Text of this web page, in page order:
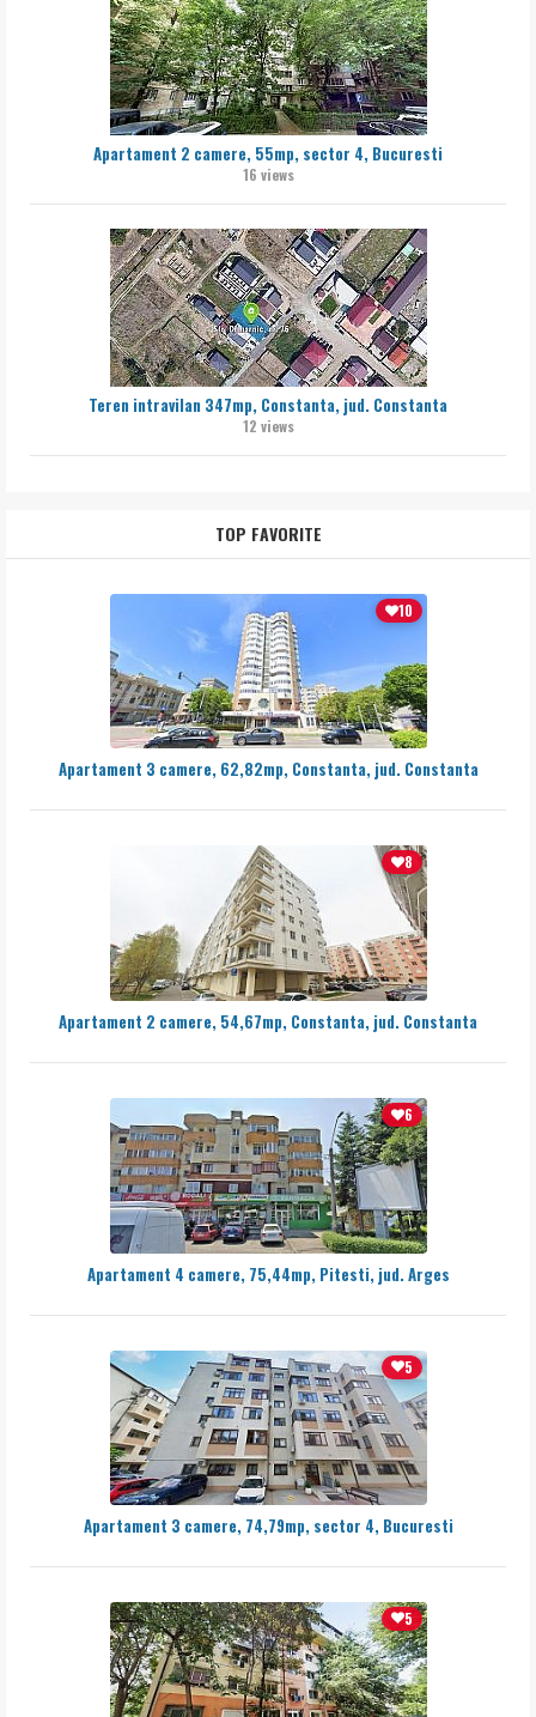
Apartament 2 camere, 55mp, sector 4, Bucuresti
16 views
Teren intravilan 347mp, Constanta, jud. Constanta
12 views
TOP FAVORITE
10
Apartament 3 camere, 62,82mp, Constanta, jud. Constanta
8
Apartament 2 camere, 54,67mp, Constanta, jud. Constanta
6
Apartament 4 camere, 75,44mp, Pitesti, jud. Arges
5
Apartament 3 camere, 74,79mp, sector 4, Bucuresti
5